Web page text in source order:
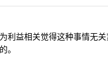
利益相关觉得这种事情无
。